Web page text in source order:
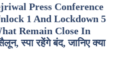
Press Conference
1 And Lockdown 5
Remain Close In
स्पा रहेंगे बंद, जानिए क्या